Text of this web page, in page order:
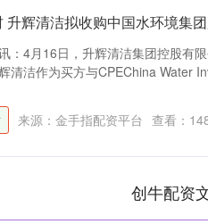
升辉清洁拟收购中国水环境集
：4月16日，升辉清洁集团控股有
清洁作为买方与CPEChina Water
来源：金手指配资平台 查看：
创牛配资